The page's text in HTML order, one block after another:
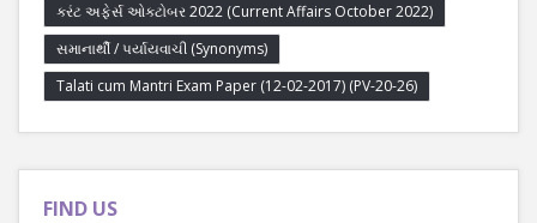
કરંટ અફેર્સ ઓક્ટોબર 2022 (Current Affairs October 2022)
સમાનાર્થી / પર્યાયવાચી (Synonyms)
Talati cum Mantri Exam Paper (12-02-2017) (PV-20-26)
FIND US